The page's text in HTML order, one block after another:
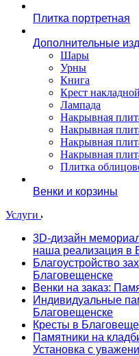
Плитка портретная
Дополнительные
Шары
Урны
Книга
Крест накладной
Лампада
Накрывная
Накрывная
Накрывная
Накрывная
Плитка
Венки и корзины
Услуги
3D-дизайн
наша реализация в
Благоустройство
Благовещенске
Венки на заказ:
Индивидуальные
Благовещенске
Кресты в
Памятники на
Установка с